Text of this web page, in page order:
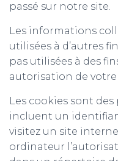
passé sur notre site.
Les informations
utilisées à d’autres
pas utilisées à des
autorisation de
Les cookies sont
incluent un
visitez un site
ordinateur